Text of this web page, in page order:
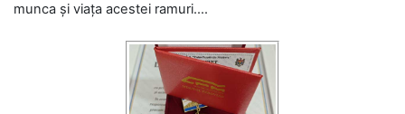
munca și viața acestei ramuri....